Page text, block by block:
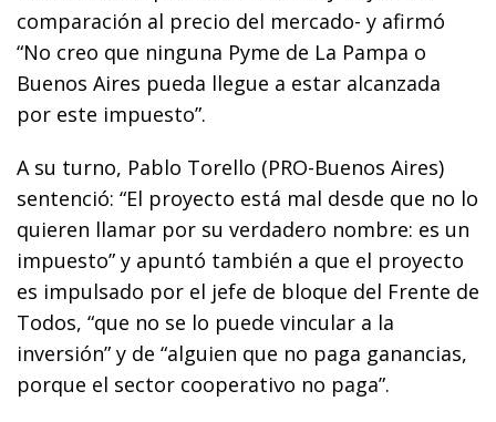
comparación al precio del mercado- y afirmó
“No creo que ninguna Pyme de La Pampa o
Buenos Aires pueda llegue a estar alcanzada
por este impuesto”.
A su turno, Pablo Torello (PRO-Buenos Aires)
sentenció: “El proyecto está mal desde que no lo
quieren llamar por su verdadero nombre: es un
impuesto” y apuntó también a que el proyecto
es impulsado por el jefe de bloque del Frente de
Todos, “que no se lo puede vincular a la
inversión” y de “alguien que no paga ganancias,
porque el sector cooperativo no paga”.